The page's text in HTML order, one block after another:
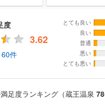
度
3.62
件
とても良い
良い
普通
悪い
とても悪い
足度ランキング（蔵王温泉 78